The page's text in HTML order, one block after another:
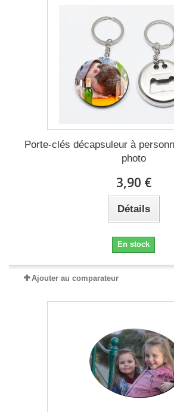
Porte-clés décapsuleur à
photo
3,90 €
Détails
En stock
Ajouter au comparateur